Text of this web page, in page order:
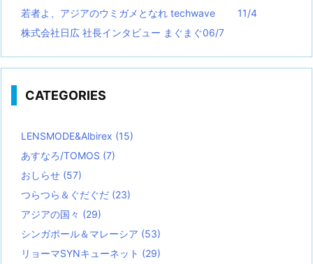
若者よ、アジアのウミガメとなれ techwave
11/4
株式会社日広 社長インタビュー まぐまぐ06/7
CATEGORIES
LENSMODE&Albirex (15)
あすなろ/TOMOS (7)
おしらせ (57)
つらつら＆ぐだぐだ (23)
アジアの国々 (29)
シンガポール＆マレーシア (53)
リョーマSYNキューネット (29)